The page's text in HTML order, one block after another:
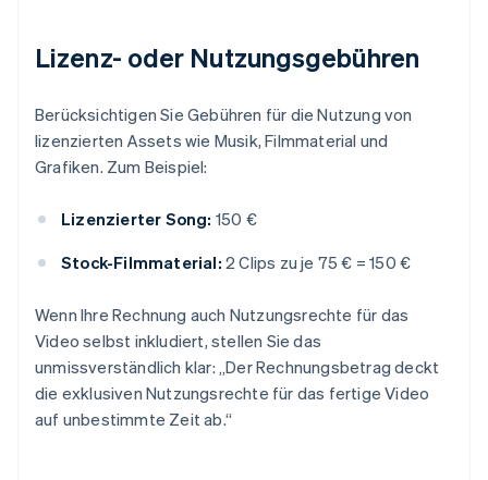
Lizenz- oder Nutzungsgebühren
Berücksichtigen Sie Gebühren für die Nutzung von
lizenzierten Assets wie Musik, Filmmaterial und
Grafiken. Zum Beispiel:
Lizenzierter Song: 150 €
Stock-Filmmaterial: 2 Clips zu je 75 € = 150 €
Wenn Ihre Rechnung auch Nutzungsrechte für das
Video selbst inkludiert, stellen Sie das
unmissverständlich klar: „Der Rechnungsbetrag deckt
die exklusiven Nutzungsrechte für das fertige Video
auf unbestimmte Zeit ab.“